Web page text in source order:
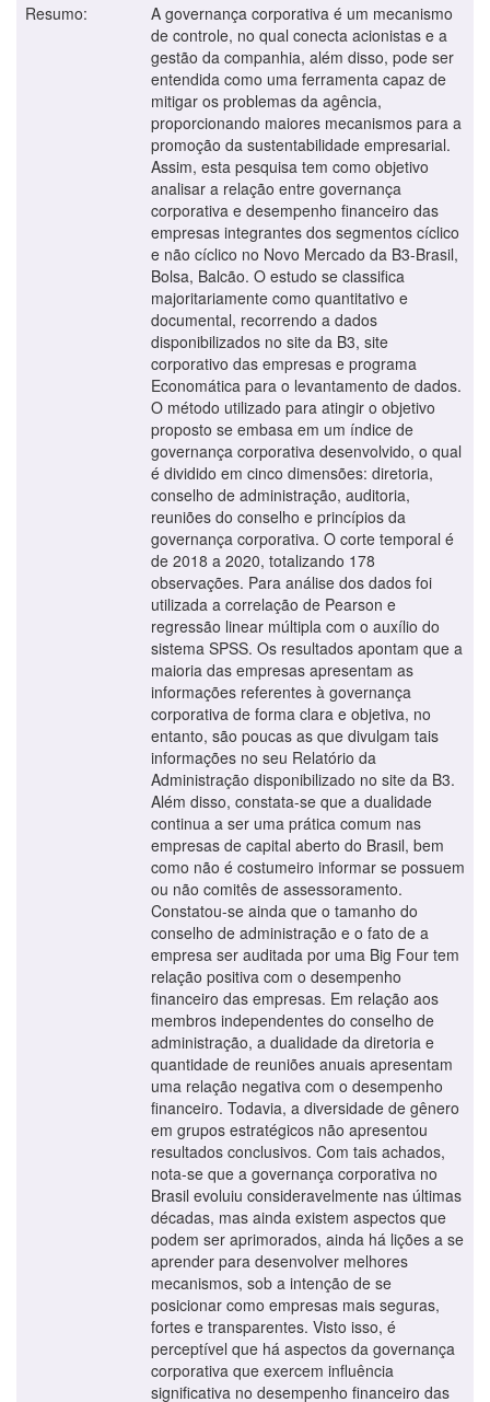
Resumo:
A governança corporativa é um mecanismo
de controle, no qual conecta acionistas e a
gestão da companhia, além disso, pode ser
entendida como uma ferramenta capaz de
mitigar os problemas da agência,
proporcionando maiores mecanismos para a
promoção da sustentabilidade empresarial.
Assim, esta pesquisa tem como objetivo
analisar a relação entre governança
corporativa e desempenho financeiro das
empresas integrantes dos segmentos cíclico
e não cíclico no Novo Mercado da B3-Brasil,
Bolsa, Balcão. O estudo se classifica
majoritariamente como quantitativo e
documental, recorrendo a dados
disponibilizados no site da B3, site
corporativo das empresas e programa
Economática para o levantamento de dados.
O método utilizado para atingir o objetivo
proposto se embasa em um índice de
governança corporativa desenvolvido, o qual
é dividido em cinco dimensões: diretoria,
conselho de administração, auditoria,
reuniões do conselho e princípios da
governança corporativa. O corte temporal é
de 2018 a 2020, totalizando 178
observações. Para análise dos dados foi
utilizada a correlação de Pearson e
regressão linear múltipla com o auxílio do
sistema SPSS. Os resultados apontam que a
maioria das empresas apresentam as
informações referentes à governança
corporativa de forma clara e objetiva, no
entanto, são poucas as que divulgam tais
informações no seu Relatório da
Administração disponibilizado no site da B3.
Além disso, constata-se que a dualidade
continua a ser uma prática comum nas
empresas de capital aberto do Brasil, bem
como não é costumeiro informar se possuem
ou não comitês de assessoramento.
Constatou-se ainda que o tamanho do
conselho de administração e o fato de a
empresa ser auditada por uma Big Four tem
relação positiva com o desempenho
financeiro das empresas. Em relação aos
membros independentes do conselho de
administração, a dualidade da diretoria e
quantidade de reuniões anuais apresentam
uma relação negativa com o desempenho
financeiro. Todavia, a diversidade de gênero
em grupos estratégicos não apresentou
resultados conclusivos. Com tais achados,
nota-se que a governança corporativa no
Brasil evoluiu consideravelmente nas últimas
décadas, mas ainda existem aspectos que
podem ser aprimorados, ainda há lições a se
aprender para desenvolver melhores
mecanismos, sob a intenção de se
posicionar como empresas mais seguras,
fortes e transparentes. Visto isso, é
perceptível que há aspectos da governança
corporativa que exercem influência
significativa no desempenho financeiro das